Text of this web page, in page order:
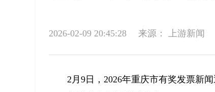
2026-02-09 20:45:28 来源： 上游新闻
2月9日，2026年重庆市有奖发票新